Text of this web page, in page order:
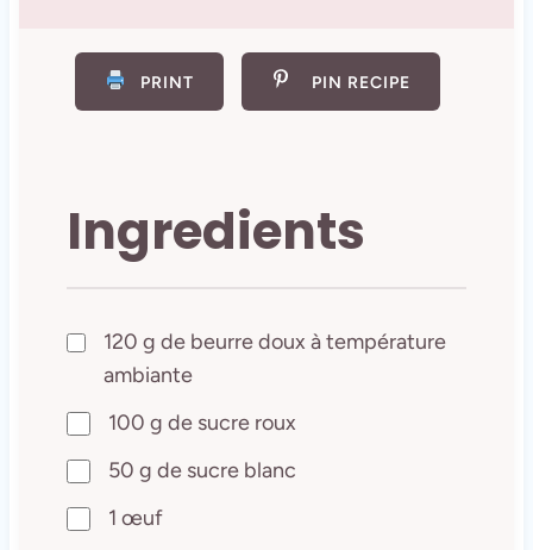
PRINT PIN RECIPE
Ingredients
120 g de beurre doux à température
ambiante
100 g de sucre roux
50 g de sucre blanc
1 œuf